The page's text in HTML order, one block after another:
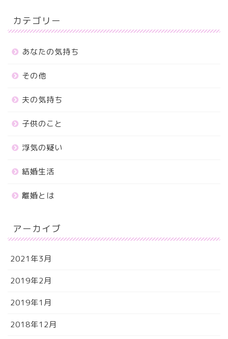
カテゴリー
あなたの気持ち
その他
夫の気持ち
子供のこと
浮気の疑い
結婚生活
離婚とは
アーカイブ
2021年3月
2019年2月
2019年1月
2018年12月